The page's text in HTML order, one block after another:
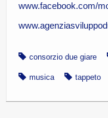
www.facebook.com/
consorzio due giare
musica tappeto